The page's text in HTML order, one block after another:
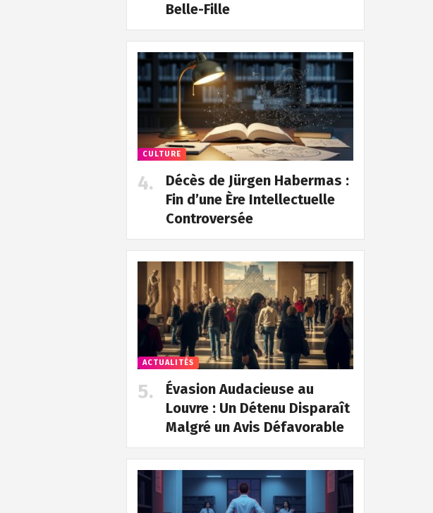
Belle-Fille
CULTURE
Décès de Jürgen Habermas :
Fin d’une Ère Intellectuelle
Controversée
ACTUALITÉS
Évasion Audacieuse au
Louvre : Un Détenu Disparaît
Malgré un Avis Défavorable